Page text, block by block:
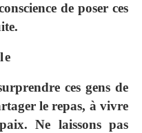
de poser ces
ces gens de
le repas, à vivre
Ne laissons pas